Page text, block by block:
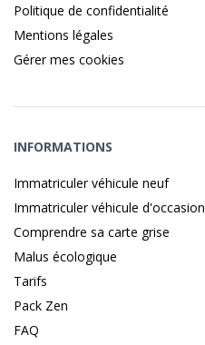
Politique de confidentialité
Mentions légales
Gérer mes cookies
INFORMATIONS
Immatriculer véhicule neuf
Immatriculer véhicule d'occasion
Comprendre sa carte grise
Malus écologique
Tarifs
Pack Zen
FAQ